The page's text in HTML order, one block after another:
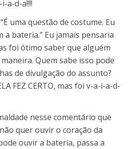
a-d-a!!!!
uma questão de costume. Eu
a bateria.” Eu jamais pensaria
foi ótimo saber que alguém
Quem sabe isso pode
de divulgação do assunto?
FEZ CERTO, mas foi v-a-i-a-d-
nesse comentário que
quer ouvir o coração da
ouvir a bateria, passa a